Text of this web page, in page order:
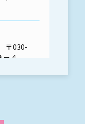
〒030-
４
田様貸物